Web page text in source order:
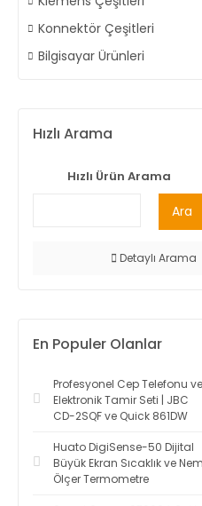
Konnektör Çeşitleri
Bilgisayar Ürünleri
Hızlı Arama
Hızlı Ürün Arama
Ara
Detaylı Arama
En Populer Olanlar
Profesyonel Cep Telefonu ve
Elektronik Tamir Seti | JBC
CD-2SQF ve Quick 861DW
Huato DigiSense-50 Dijital
Büyük Ekran Sıcaklık ve Nem
Ölçer Termometre